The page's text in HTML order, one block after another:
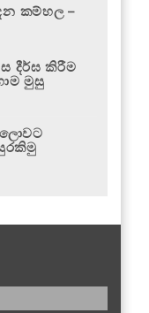
කම්හල –
දීර්ඝ කිරීම
මුසු